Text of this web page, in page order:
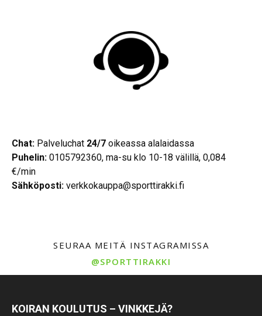
Chat: Palveluchat 24/7 oikeassa alalaidassa
Puhelin: 0105792360, ma-su klo 10-18 välillä, 0,084
€/min
Sähköposti: verkkokauppa@sporttirakki.fi
SEURAA MEITÄ INSTAGRAMISSA
@SPORTTIRAKKI
KOIRAN KOULUTUS – VINKKEJÄ?